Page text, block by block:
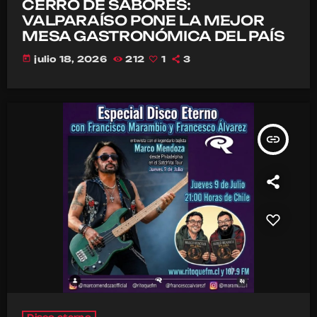
CERRO DE SABORES:
VALPARAÍSO PONE LA MEJOR
MESA GASTRONÓMICA DEL PAÍS
today julio 18, 2026 212 1 3
insert_link